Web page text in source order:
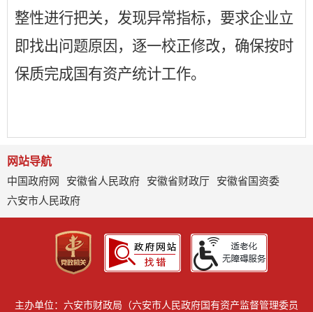
整性进行把关，发现异常指标，要求企业立
即找出问题原因，逐一校正修改，确保按时
保质完成国有资产统计工作。
网站导航
中国政府网
安徽省人民政府 安徽省财政厅
安徽省国资委
六安市人民政府
主办单位：六安市财政局（六安市人民政府国有资产监督管理委员